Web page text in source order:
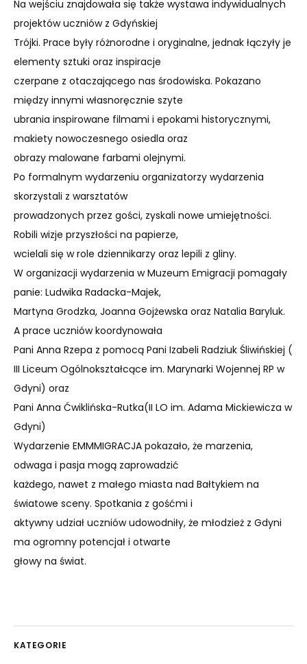
Na wejściu znajdowała się także wystawa indywidualnych
projektów uczniów z Gdyńskiej
Trójki. Prace były różnorodne i oryginalne, jednak łączyły je
elementy sztuki oraz inspiracje
czerpane z otaczającego nas środowiska. Pokazano
między innymi własnoręcznie szyte
ubrania inspirowane filmami i epokami historycznymi,
makiety nowoczesnego osiedla oraz
obrazy malowane farbami olejnymi.
Po formalnym wydarzeniu organizatorzy wydarzenia
skorzystali z warsztatów
prowadzonych przez gości, zyskali nowe umiejętności.
Robili wizje przyszłości na papierze,
wcielali się w role dziennikarzy oraz lepili z gliny.
W organizacji wydarzenia w Muzeum Emigracji pomagały
panie: Ludwika Radacka-Majek,
Martyna Grodzka, Joanna Gojżewska oraz Natalia Baryluk.
A prace uczniów koordynowała
Pani Anna Rzepa z pomocą Pani Izabeli Radziuk Śliwińskiej (
III Liceum Ogólnokształcące im. Marynarki Wojennej RP w
Gdyni) oraz
Pani Anna Ćwiklińska-Rutka(II LO im. Adama Mickiewicza w
Gdyni)
Wydarzenie EMMMIGRACJA pokazało, że marzenia,
odwaga i pasja mogą zaprowadzić
każdego, nawet z małego miasta nad Bałtykiem na
światowe sceny. Spotkania z gośćmi i
aktywny udział uczniów udowodniły, że młodzież z Gdyni
ma ogromny potencjał i otwarte
głowy na świat.
KATEGORIE